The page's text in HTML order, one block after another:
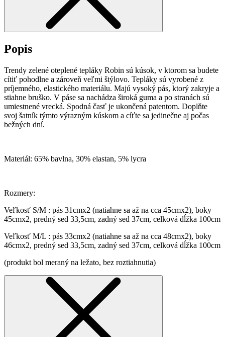
Popis
Trendy zelené oteplené tepláky Robin sú kúsok, v ktorom sa budete
cítiť pohodlne a zároveň veľmi štýlovo. Tepláky sú vyrobené z
príjemného, elastického materiálu. Majú vysoký pás, ktorý zakryje a
stiahne bruško. V páse sa nachádza široká guma a po stranách sú
umiestnené vrecká. Spodná časť je ukončená patentom. Doplňte
svoj šatník týmto výrazným kúskom a cíťte sa jedinečne aj počas
bežných dní.
Materiál: 65% bavlna, 30% elastan, 5% lycra
Rozmery:
Veľkosť S/M : pás 31cmx2 (natiahne sa až na cca 45cmx2), boky
45cmx2, predný sed 33,5cm, zadný sed 37cm, celková dĺžka 100cm
Veľkosť M/L : pás 33cmx2 (natiahne sa až na cca 48cmx2), boky
46cmx2, predný sed 33,5cm, zadný sed 37cm, celková dĺžka 100cm
(produkt bol meraný na ležato, bez roztiahnutia)